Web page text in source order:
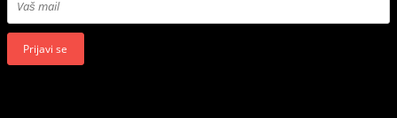
Prijavi se